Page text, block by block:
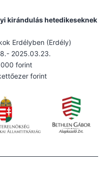
kirándulás hetedikeseknek
Erdélyben (Erdély)
2025.03.23.
forint
forint